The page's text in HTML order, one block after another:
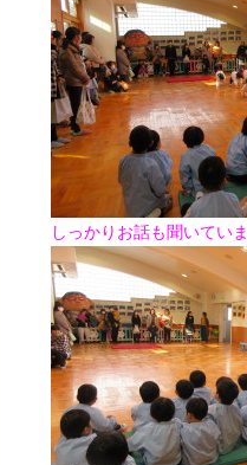
しっかりお話も聞いてい